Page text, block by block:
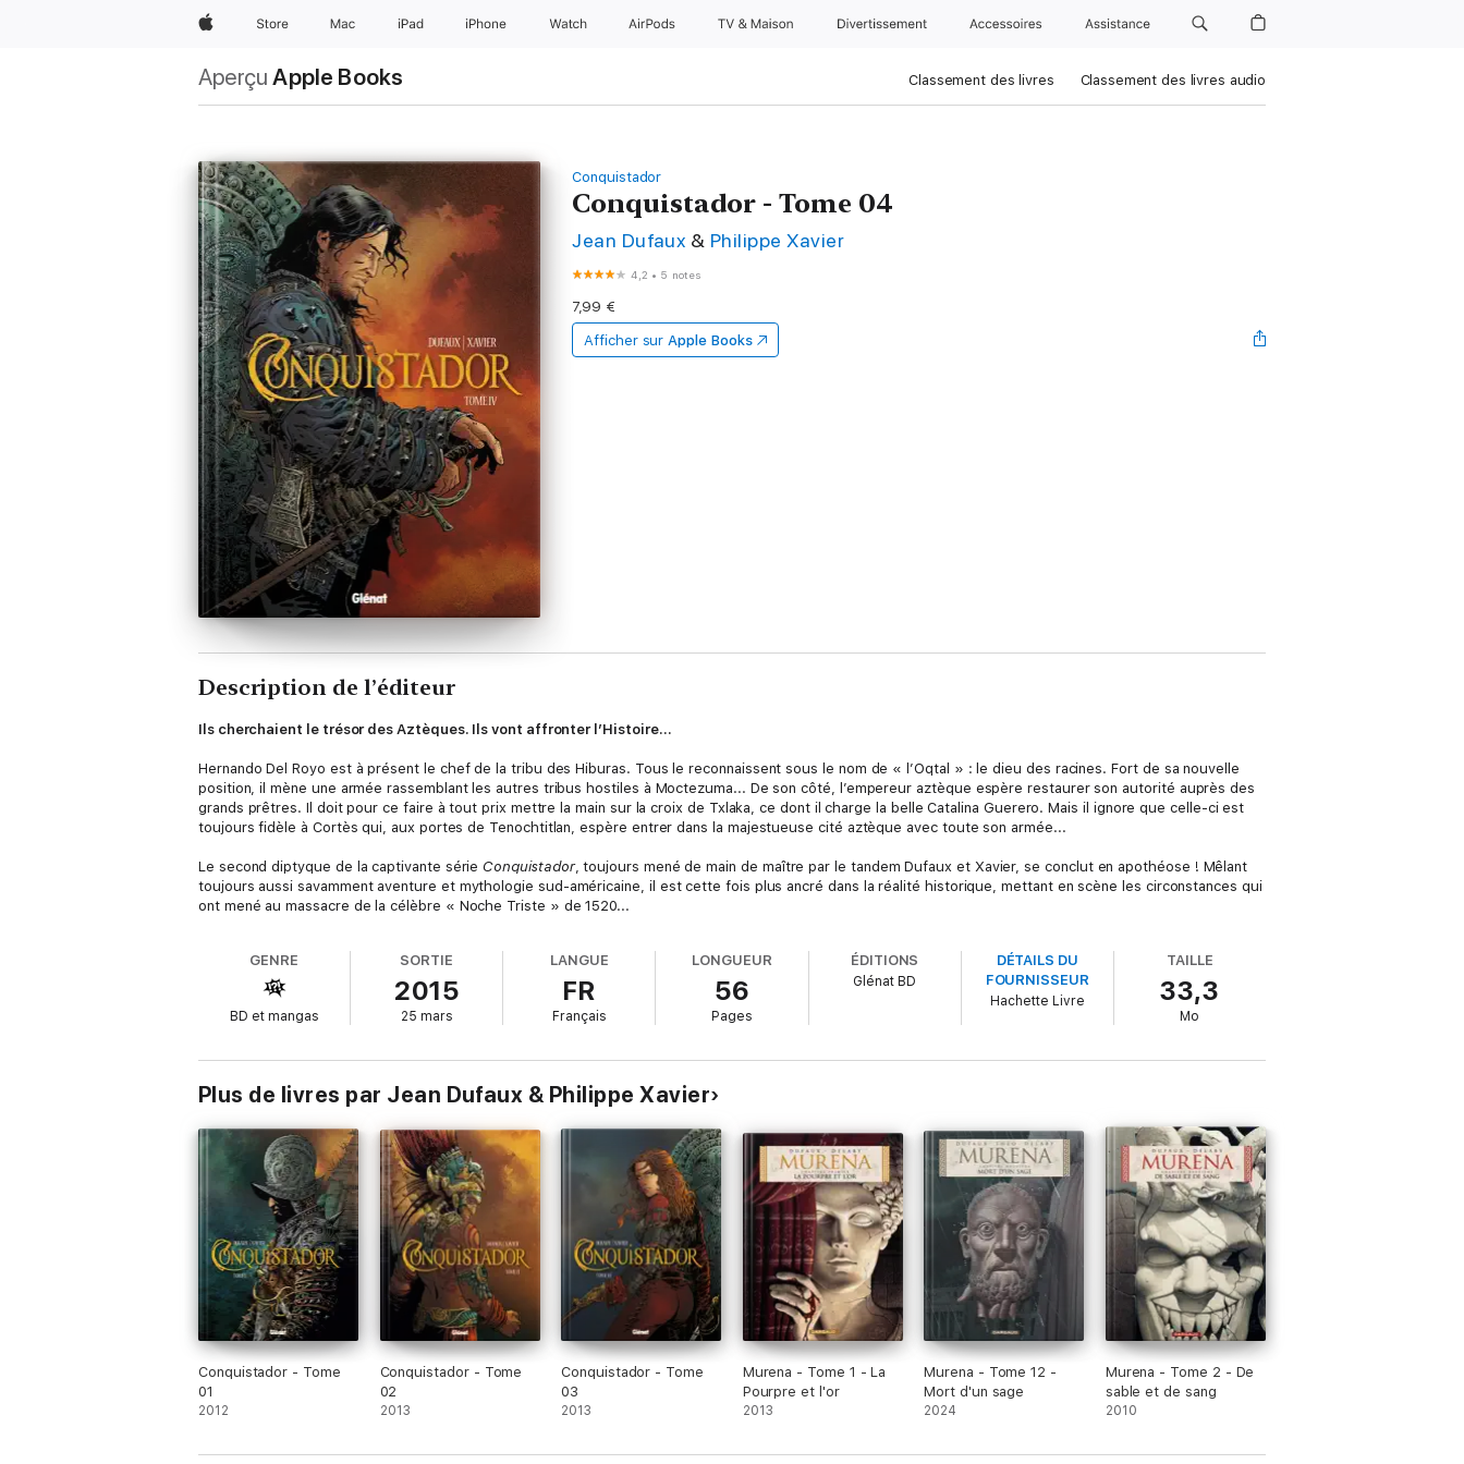
AppleStore Mac iPad iPhone Watch AirPods TV & Maison Divertissements Accessoires Assistance
Aperçu Apple Books Classement des livres Classement des livres audio
Conquistador
Conquistador - Tome 04
Jean Dufaux & Philippe Xavier
4,2 • 5 notes
7,99 €
Afficher sur Apple Books
Description de l’éditeur
Ils cherchaient le trésor des Aztèques. Ils vont affronter l’Histoire…
Hernando Del Royo est à présent le chef de la tribu des Hiburas. Tous le reconnaissent sous le nom de « l’Oqtal » : le dieu des racines. Fort de sa nouvelle
position, il mène une armée rassemblant les autres tribus hostiles à Moctezuma... De son côté, l’empereur aztèque espère restaurer son autorité auprès des
grands prêtres. Il doit pour ce faire à tout prix mettre la main sur la croix de Txlaka, ce dont il charge la belle Catalina Guerero. Mais il ignore que celle-ci est
toujours fidèle à Cortès qui, aux portes de Tenochtitlan, espère entrer dans la majestueuse cité aztèque avec toute son armée...
Le second diptyque de la captivante sérieConquistador, toujours mené de main de maître par le tandem Dufaux et Xavier, se conclut en apothéose ! Mêlant
toujours aussi savamment aventure et mythologie sud-américaine, il est cette fois plus ancré dans la réalité historique, mettant en scène les circonstances qui
ont mené au massacre de la célèbre « Noche Triste » de 1520...
GENRE
BD et mangas
SORTIE
2015
25 mars
LANGUE
FR
Français
LONGUEUR
56
Pages
ÉDITIONS
Glénat BD
DÉTAILS DU
FOURNISSEUR
Hachette Livre
TAILLE
33,3
Mo
Plus de livres par Jean Dufaux & Philippe Xavier
Conquistador - Tome
01
2012
Conquistador - Tome
02
2013
Conquistador - Tome
03
2013
Murena - Tome 1 - La
Pourpre et l'or
2013
Murena - Tome 12 -
Mort d'un sage
2024
Murena - Tome 2 - De
sable et de sang
2010